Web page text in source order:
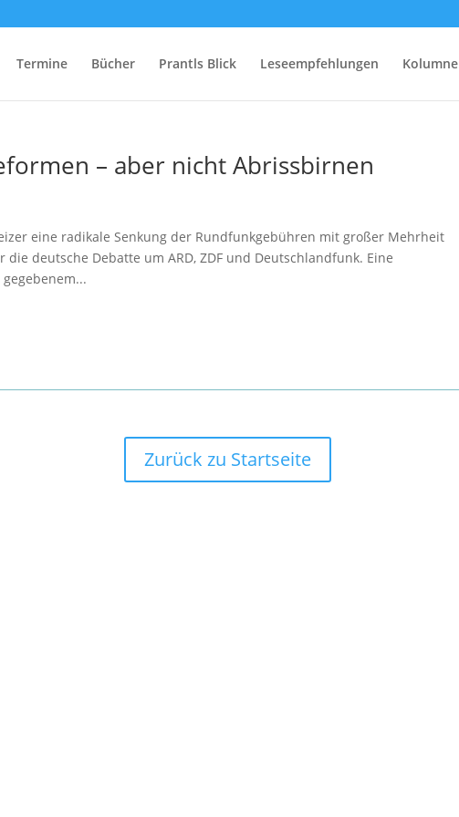
Termine Bücher Prantls Blick Leseempfehlungen Kolumne
– aber nicht Abrissbirnen
eine radikale Senkung der Rundfunkgebühren mit großer Mehrheit
deutsche Debatte um ARD, ZDF und Deutschlandfunk. Eine
Zurück zu Startseite